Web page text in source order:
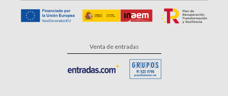
Venta de entradas